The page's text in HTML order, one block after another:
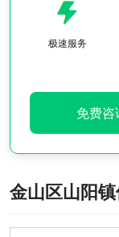
极速服务
免费咨
金山区山阳